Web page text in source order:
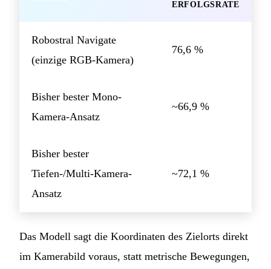
ERFOLGSRATE
Robostral Navigate
(einzige RGB-Kamera)
76,6 %
Bisher bester Mono-
Kamera-Ansatz
~66,9 %
Bisher bester
Tiefen-/Multi-Kamera-
Ansatz
~72,1 %
Das Modell sagt die Koordinaten des Zielorts direkt
im Kamerabild voraus, statt metrische Bewegungen,